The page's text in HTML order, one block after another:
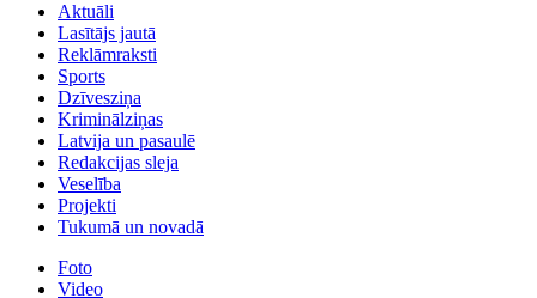
Aktuāli
Lasītājs jautā
Reklāmraksti
Sports
Dzīvesziņa
Kriminālziņas
Latvija un pasaulē
Redakcijas sleja
Veselība
Projekti
Tukumā un novadā
Foto
Video